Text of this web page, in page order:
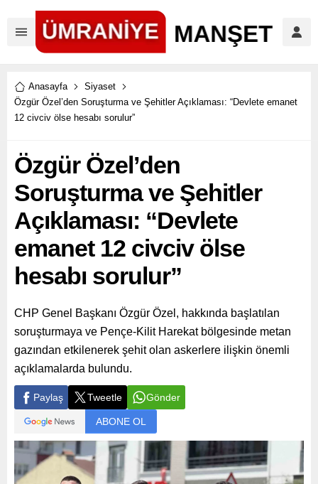
Anasayfa
Siyaset
Özgür Özel’den Soruşturma ve Şehitler Açıklaması: “Devlete emanet
12 civciv ölse hesabı sorulur”
Özgür Özel’den
Soruşturma ve Şehitler
Açıklaması: “Devlete
emanet 12 civciv ölse
hesabı sorulur”
CHP Genel Başkanı Özgür Özel, hakkında başlatılan
soruşturmaya ve Pençe-Kilit Harekat bölgesinde metan
gazından etkilenerek şehit olan askerlere ilişkin önemli
açıklamalarda bulundu.
Paylaş Tweetle Gönder
ABONE OL